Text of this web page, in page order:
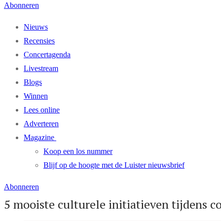
Abonneren
Nieuws
Recensies
Concertagenda
Livestream
Blogs
Winnen
Lees online
Adverteren
Magazine
Koop een los nummer
Blijf op de hoogte met de Luister nieuwsbrief
Abonneren
5 mooiste culturele initiatieven tijdens